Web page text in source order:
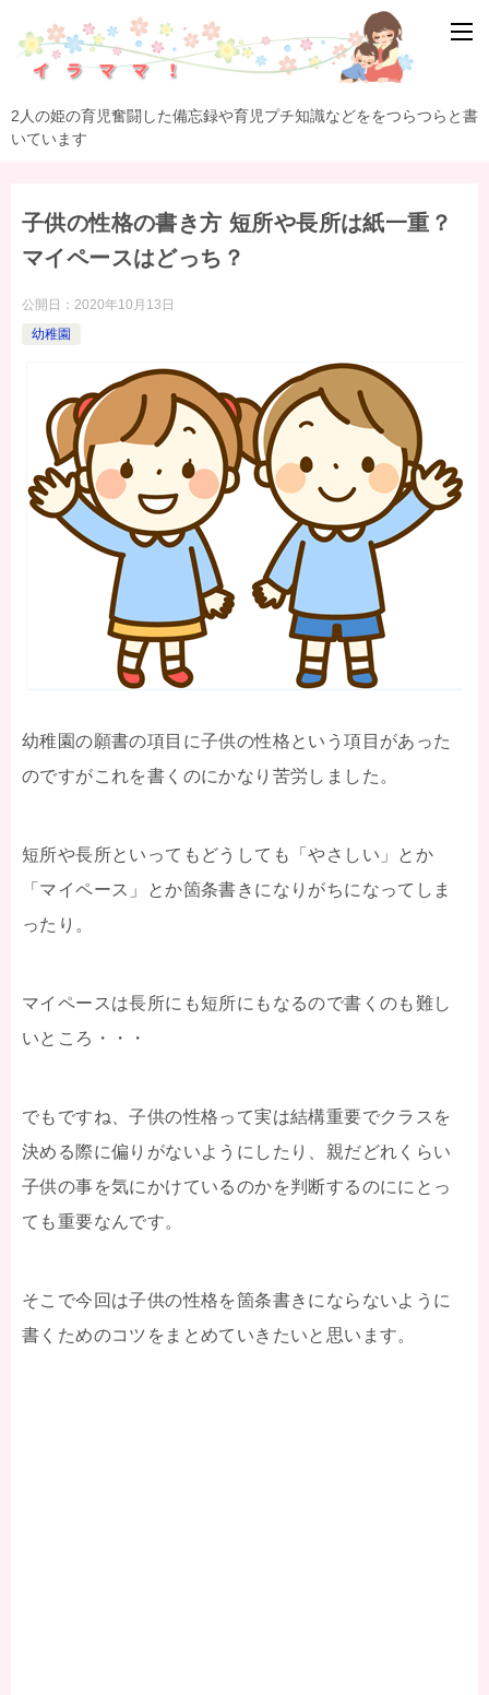
2人の姫の育児奮闘した備忘録や育児プチ知識などををつらつらと書
いています
子供の性格の書き方 短所や長所は紙一重？
マイペースはどっち？
公開日： 2020年10月13日
幼稚園
幼稚園の願書の項目に子供の性格という項目があった
のですがこれを書くのにかなり苦労しました。
短所や長所といってもどうしても「やさしい」とか
「マイペース」とか箇条書きになりがちになってしま
ったり。
マイペースは長所にも短所にもなるので書くのも難し
いところ・・・
でもですね、子供の性格って実は結構重要でクラスを
決める際に偏りがないようにしたり、親だどれくらい
子供の事を気にかけているのかを判断するのににとっ
ても重要なんです。
そこで今回は子供の性格を箇条書きにならないように
書くためのコツをまとめていきたいと思います。